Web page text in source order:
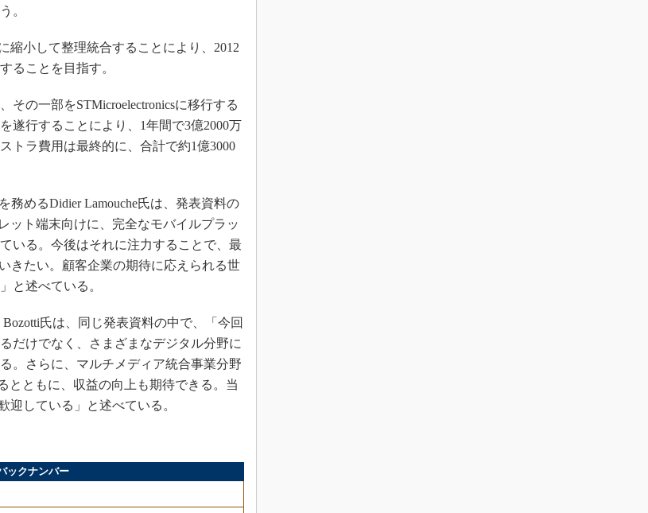
。
縮小して整理統合することにより、2012
ることを目指す。
の一部をSTMicroelectronicsに移行する
遂行することにより、1年間で3億2000万
トラ費用は最終的に、合計で約1億3000
務めるDidier Lamouche氏は、発表資料の
ット端末向けに、完全なモバイルプラッ
いる。今後はそれに注力することで、最
きたい。顧客企業の期待に応えられる世
と述べている。
氏は、同じ発表資料の中で、「今回
だけでなく、さまざまなデジタル分野に
。さらに、マルチメディア統合事業分野
とともに、収益の向上も期待できる。当
迎している」と述べている。
ックナンバー